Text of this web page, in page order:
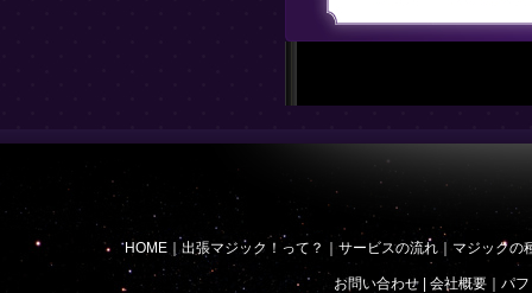
HOME ｜出張マジック！って？ サービスの流れ マジックの
お問い合わせ| 会社概要｜ パ